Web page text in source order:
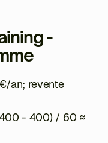
-
an; revente
- 400) / 60 ≈